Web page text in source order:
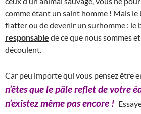
comme étant un saint homme ! Mais le
flatter ou de devenir un surhomme : le
responsable de ce que nous sommes
découlent.
Car peu importe qui vous pensez être
n’êtes que le pâle reflet de votre
n’existez même pas encore !